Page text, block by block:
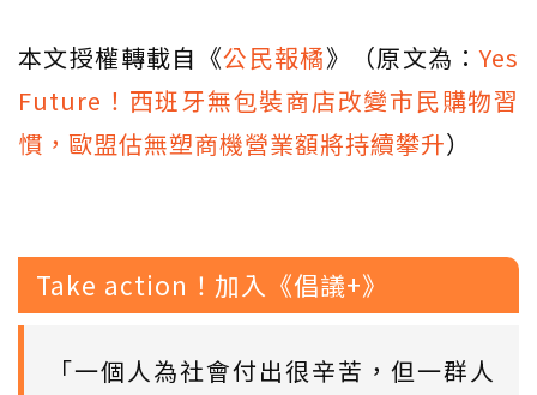
本文授權轉載自《公民報橘》（原文為：Yes
Future！西班牙無包裝商店改變市民購物習
慣，歐盟估無塑商機營業額將持續攀升）
Take action！加入《倡議+》
「一個人為社會付出很辛苦，但一群人